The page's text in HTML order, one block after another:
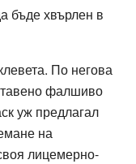
бъде хвърлен в
По негова
фалшиво
уж предлагал
на
лицемерно-